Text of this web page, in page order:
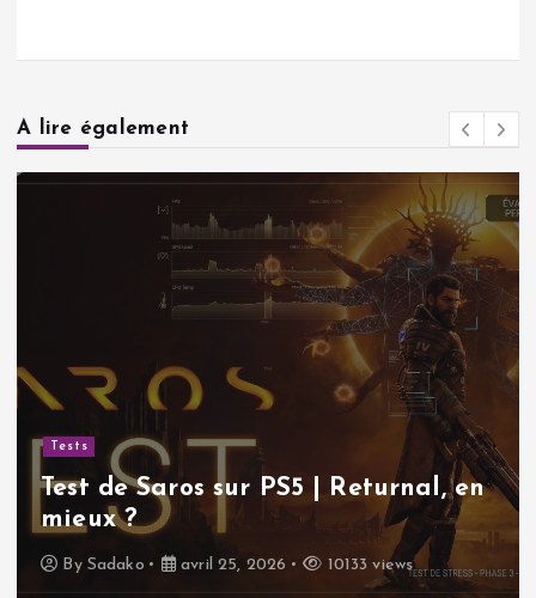
A lire également
Tests
Test de Saros sur PS5 | Returnal, en
mieux ?
By Sadako avril 25, 2026 10133 views